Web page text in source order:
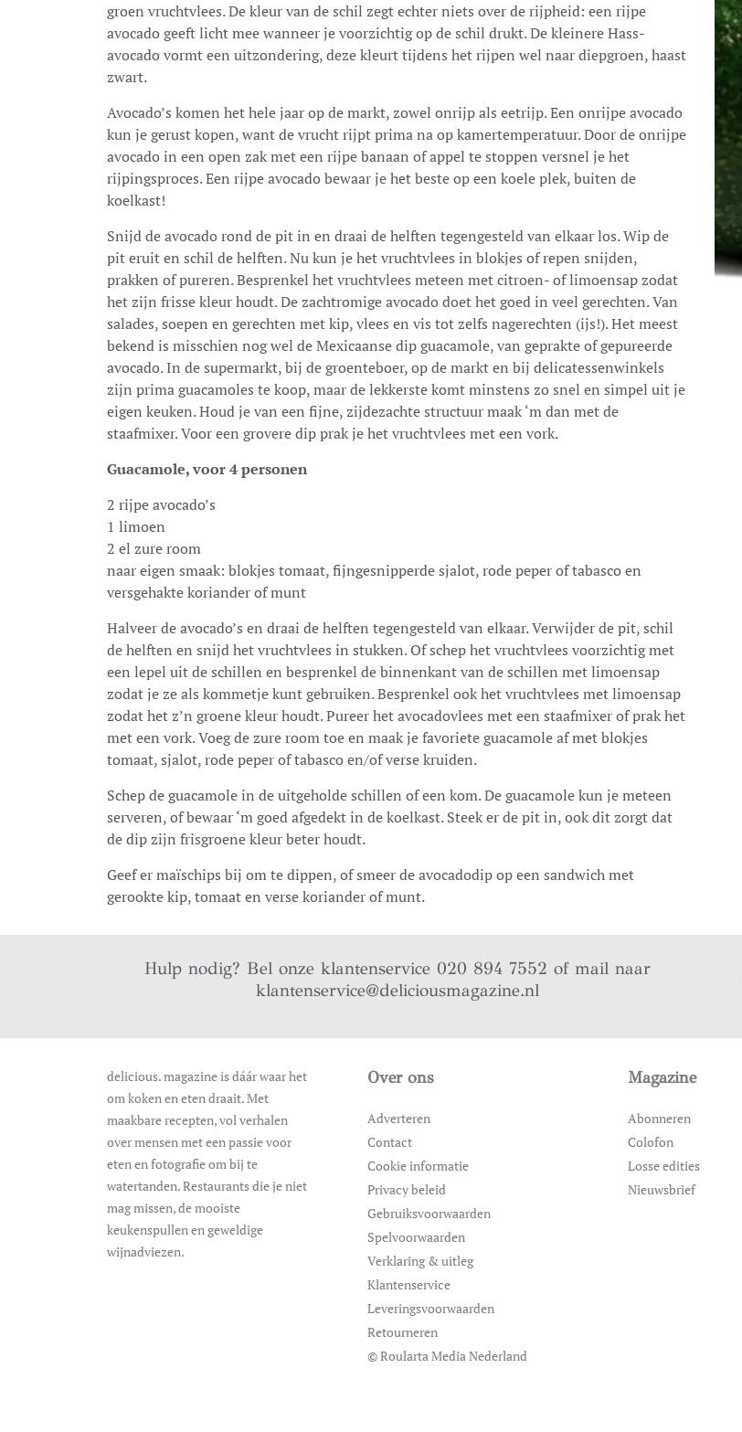
groen vruchtvlees. De kleur van de schil zegt echter niets over de rijpheid: een rijpe
avocado geeft licht mee wanneer je voorzichtig op de schil drukt. De kleinere Hass-
avocado vormt een uitzondering, deze kleurt tijdens het rijpen wel naar diepgroen, haast
zwart.
Avocado’s komen het hele jaar op de markt, zowel onrijp als eetrijp. Een onrijpe avocado
kun je gerust kopen, want de vrucht rijpt prima na op kamertemperatuur. Door de onrijpe
avocado in een open zak met een rijpe banaan of appel te stoppen versnel je het
rijpingsproces. Een rijpe avocado bewaar je het beste op een koele plek, buiten de
koelkast!
Snijd de avocado rond de pit in en draai de helften tegengesteld van elkaar los. Wip de
pit eruit en schil de helften. Nu kun je het vruchtvlees in blokjes of repen snijden,
prakken of pureren. Besprenkel het vruchtvlees meteen met citroen- of limoensap zodat
het zijn frisse kleur houdt. De zachtromige avocado doet het goed in veel gerechten. Van
salades, soepen en gerechten met kip, vlees en vis tot zelfs nagerechten (ijs!). Het meest
bekend is misschien nog wel de Mexicaanse dip guacamole, van geprakte of gepureerde
avocado. In de supermarkt, bij de groenteboer, op de markt en bij delicatessenwinkels
zijn prima guacamoles te koop, maar de lekkerste komt minstens zo snel en simpel uit je
eigen keuken. Houd je van een fijne, zijdezachte structuur maak ‘m dan met de
staafmixer. Voor een grovere dip prak je het vruchtvlees met een vork.
Guacamole, voor 4 personen
2 rijpe avocado’s
1 limoen
2 el zure room
naar eigen smaak: blokjes tomaat, fijngesnipperde sjalot, rode peper of tabasco en
versgehakte koriander of munt
Halveer de avocado’s en draai de helften tegengesteld van elkaar. Verwijder de pit, schil
de helften en snijd het vruchtvlees in stukken. Of schep het vruchtvlees voorzichtig met
een lepel uit de schillen en besprenkel de binnenkant van de schillen met limoensap
zodat je ze als kommetje kunt gebruiken. Besprenkel ook het vruchtvlees met limoensap
zodat het z’n groene kleur houdt. Pureer het avocadovlees met een staafmixer of prak het
met een vork. Voeg de zure room toe en maak je favoriete guacamole af met blokjes
tomaat, sjalot, rode peper of tabasco en/of verse kruiden.
Schep de guacamole in de uitgeholde schillen of een kom. De guacamole kun je meteen
serveren, of bewaar ‘m goed afgedekt in de koelkast. Steek er de pit in, ook dit zorgt dat
de dip zijn frisgroene kleur beter houdt.
Geef er maïschips bij om te dippen, of smeer de avocadodip op een sandwich met
gerookte kip, tomaat en verse koriander of munt.
Hulp nodig? Bel onze klantenservice 020 894 7552 of mail naar
klantenservice@deliciousmagazine.nl
delicious. magazine is dáár waar het
om koken en eten draait. Met
maakbare recepten, vol verhalen
over mensen met een passie voor
eten en fotografie om bij te
watertanden. Restaurants die je niet
mag missen, de mooiste
keukenspullen en geweldige
wijnadviezen.
Over ons
Adverteren
Contact
Cookie informatie
Privacy beleid
Gebruiksvoorwaarden
Spelvoorwaarden
Verklaring & uitleg
Klantenservice
Leveringsvoorwaarden
Retourneren
© Roularta Media Nederland
Magazine
Abonneren
Colofon
Losse edities
Nieuwsbrief